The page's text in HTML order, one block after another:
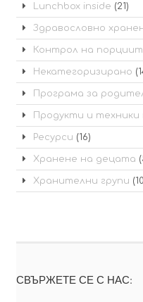
Lunchbox inside (21)
Здравословно
Контрол на
Некатегоризирано
Програма за
Продукти и техники
Ресурси (16)
Хранене на децата
Хранителни групи
СВЪРЖЕТЕ СЕ С НАС: